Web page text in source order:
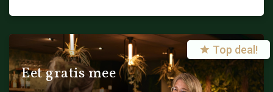
Eet gratis mee
Top deal!